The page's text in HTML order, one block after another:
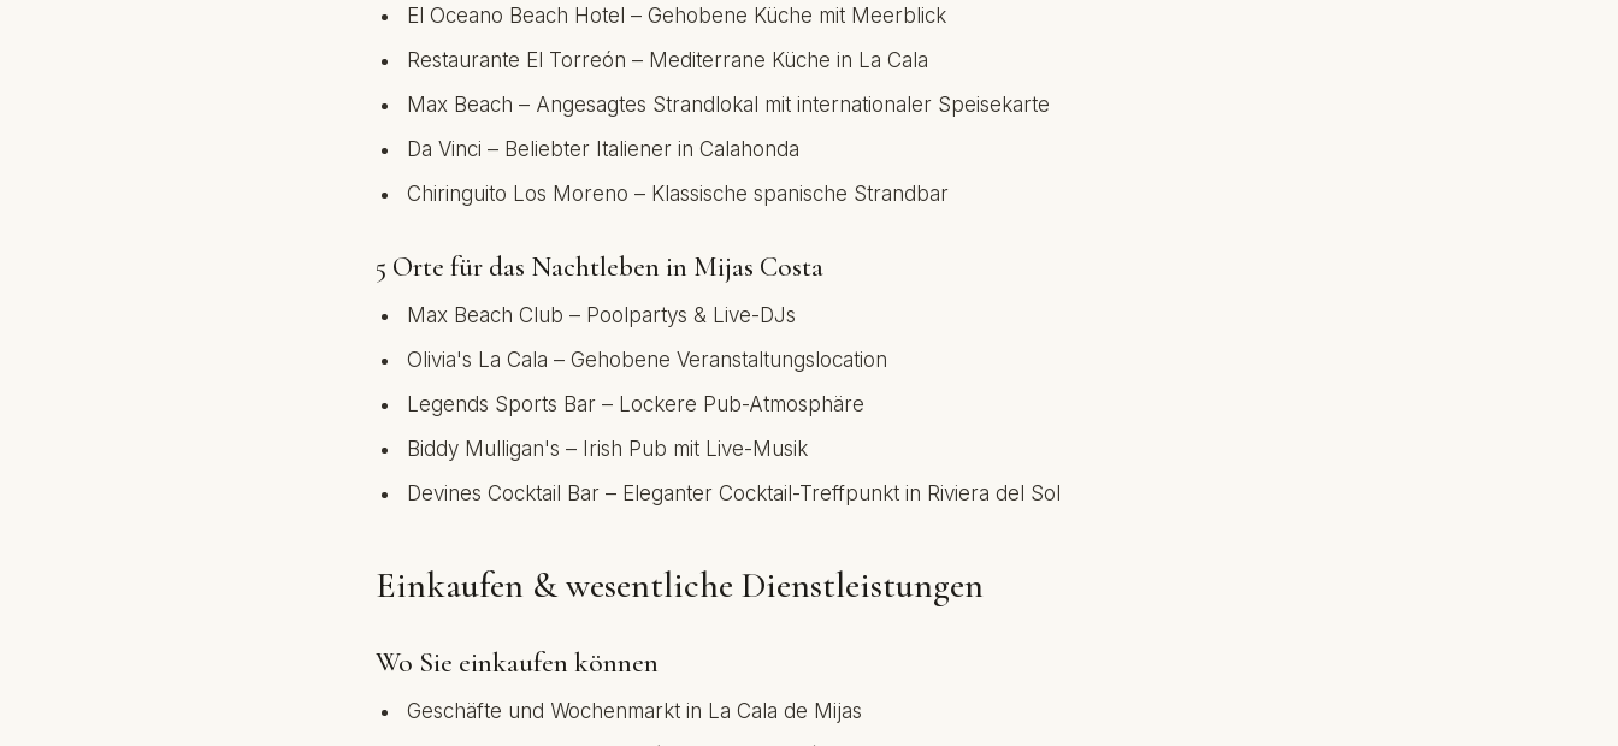
El Oceano Beach Hotel – Gehobene Küche mit Meerblick
Restaurante El Torreón – Mediterrane Küche in La Cala
Max Beach – Angesagtes Strandlokal mit internationaler Speisekarte
Da Vinci – Beliebter Italiener in Calahonda
Chiringuito Los Moreno – Klassische spanische Strandbar
5 Orte für das Nachtleben in Mijas Costa
Max Beach Club – Poolpartys & Live-DJs
Olivia's La Cala – Gehobene Veranstaltungslocation
Legends Sports Bar – Lockere Pub-Atmosphäre
Biddy Mulligan's – Irish Pub mit Live-Musik
Devines Cocktail Bar – Eleganter Cocktail-Treffpunkt in Riviera del Sol
Einkaufen & wesentliche Dienstleistungen
Wo Sie einkaufen können
Geschäfte und Wochenmarkt in La Cala de Mijas